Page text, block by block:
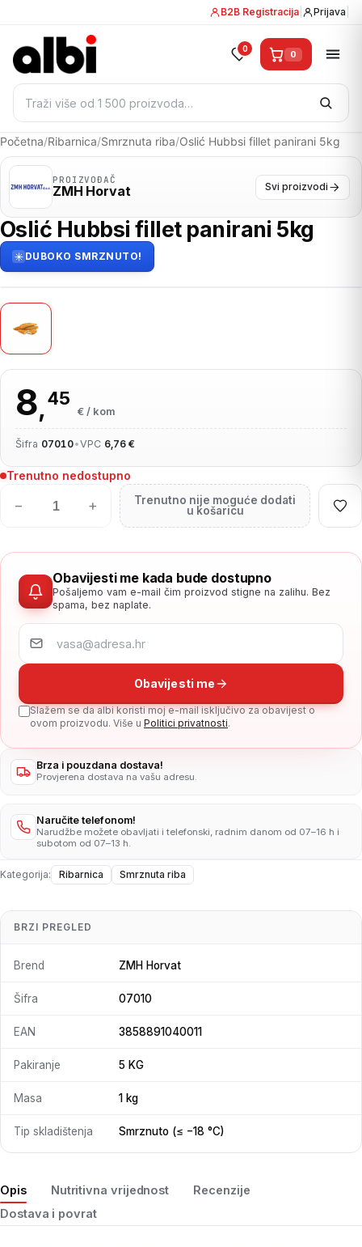
B2B Registracija Prijava
Pretraži:
0 0
Početna/Ribarnica/Smrznuta riba/Oslić Hubbsi fillet panirani 5kg
PROIZVOĐAČ
ZMH Horvat Svi proizvodi
Oslić Hubbsi fillet panirani 5kg
DUBOKO SMRZNUTO!
8,45
€ / kom
Šifra 07010•VPC 6,76 €
Trenutno nedostupno
− +
Trenutno nije moguće dodati
u košaricu
Obavijesti me kada bude dostupno
Pošaljemo vam e-mail čim proizvod stigne na zalihu. Bez
spama, bez naplate.
Obavijesti me
Slažem se da albi koristi moj e-mail isključivo za obavijest o
ovom proizvodu. Više u Politici privatnosti.
Brza i pouzdana dostava!
Provjerena dostava na vašu adresu.
Naručite telefonom!
Narudžbe možete obavljati i telefonski, radnim danom od 07–16 h i
subotom od 07–13 h.
Kategorija: Ribarnica Smrznuta riba
Opis Nutritivna vrijednost
Recenzije
Dostava i povrat
BRZI PREGLED
Brend ZMH Horvat
Šifra 07010
EAN 3858891040011
Pakiranje 5 KG
Masa 1 kg
Tip skladištenja Smrznuto (≤ −18 °C)